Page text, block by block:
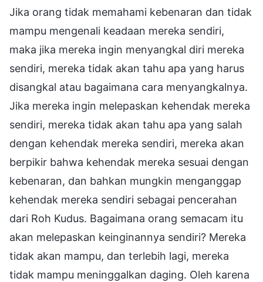
Jika orang tidak memahami kebenaran dan tidak
mampu mengenali keadaan mereka sendiri,
maka jika mereka ingin menyangkal diri mereka
sendiri, mereka tidak akan tahu apa yang harus
disangkal atau bagaimana cara menyangkalnya.
Jika mereka ingin melepaskan kehendak mereka
sendiri, mereka tidak akan tahu apa yang salah
dengan kehendak mereka sendiri, mereka akan
berpikir bahwa kehendak mereka sesuai dengan
kebenaran, dan bahkan mungkin menganggap
kehendak mereka sendiri sebagai pencerahan
dari Roh Kudus. Bagaimana orang semacam itu
akan melepaskan keinginannya sendiri? Mereka
tidak akan mampu, dan terlebih lagi, mereka
tidak mampu meninggalkan daging. Oleh karena